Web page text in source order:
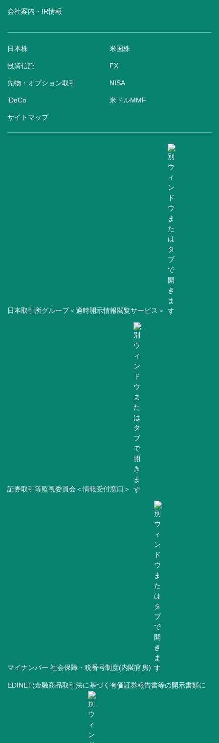
会社案内・IR情報
日本株 米国株
投資信託 FX
先物・オプション取引 NISA
iDeCo 米ドルMMF
サイトマップ
日本取引所グループ＜適時開示情報閲覧サービス＞
証券取引等監視委員会＜情報受付窓口＞
マイナンバー 社会保障・税番号制度(内閣官房)
EDINET(金融商品取引法に基づく有価証券報告書等の開示書類に